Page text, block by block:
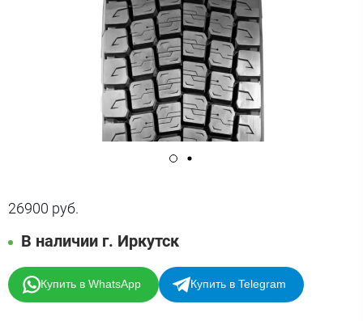
26900 руб.
В наличии г. Иркутск
Купить в WhatsApp Купить в Telegram